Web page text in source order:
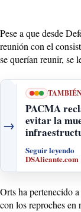
Pese a que desde
reunión con el
se querían reunir, se
→
PACMA
evitar la
Seguir leyendo
DSAlicante.com
Orts ha pertenecido
con los reproches en